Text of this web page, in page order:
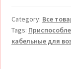
линий
VETTER
510360
Category: Все
Tags:
кабельные для